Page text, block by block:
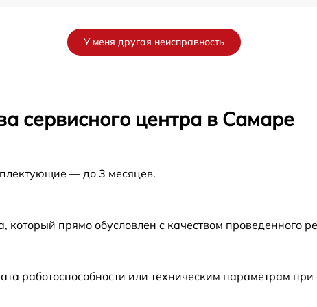
от 60 мин
У меня другая неисправность
сервисного центра в Самаре
— до 3 месяцев.
который прямо обусловлен с качеством проведенного
работоспособности или техническим параметрам